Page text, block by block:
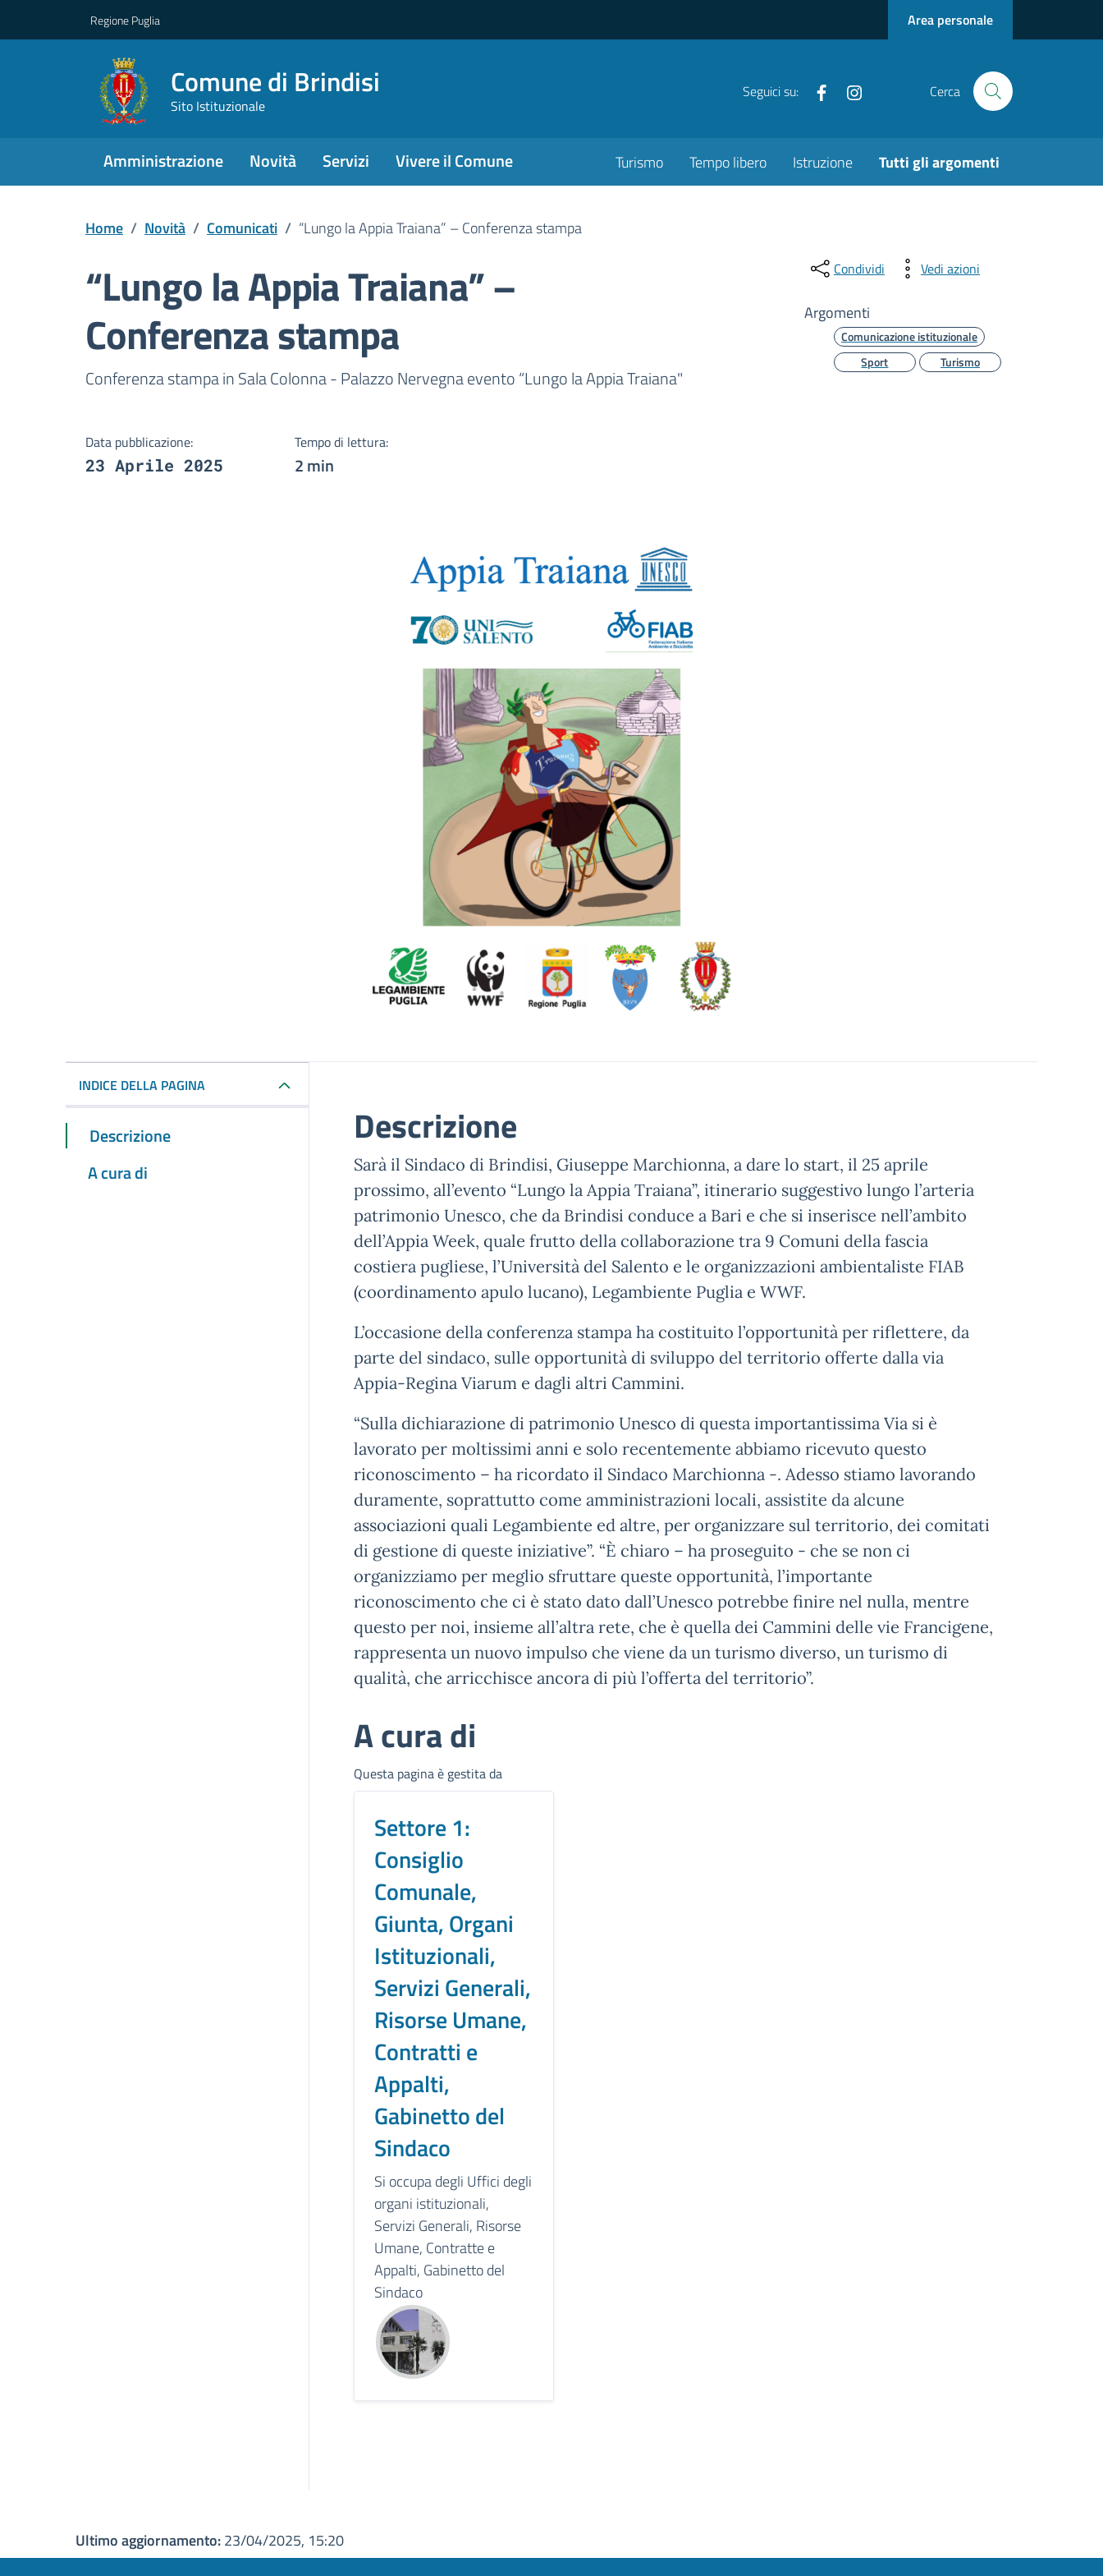
Regione Puglia Area personale
Comune di Brindisi
Sito Istituzionale
Seguici su: FacebookInstagramCerca
Amministrazione Novità Servizi Vivere il Comune Turismo Tempo libero Istruzione Tutti gli argomenti
Home / Novità / Comunicati / “Lungo la Appia Traiana” – Conferenza stampa
“Lungo la Appia Traiana” –
Conferenza stampa
Dettagli della notizia
Conferenza stampa in Sala Colonna - Palazzo Nervegna evento “Lungo la Appia Traiana"
Data pubblicazione:
23 Aprile 2025
Tempo di lettura:
2 min
Condividi Vedi azioni
Argomenti
Comunicazione istituzionale
Sport
Turismo
INDICE DELLA PAGINA
Descrizione
A cura di
Descrizione
Sarà il Sindaco di Brindisi, Giuseppe Marchionna, a dare lo start, il 25 aprile
prossimo, all’evento “Lungo la Appia Traiana”, itinerario suggestivo lungo l’arteria
patrimonio Unesco, che da Brindisi conduce a Bari e che si inserisce nell’ambito
dell’Appia Week, quale frutto della collaborazione tra 9 Comuni della fascia
costiera pugliese, l’Università del Salento e le organizzazioni ambientaliste FIAB
(coordinamento apulo lucano), Legambiente Puglia e WWF.
L’occasione della conferenza stampa ha costituito l’opportunità per riflettere, da
parte del sindaco, sulle opportunità di sviluppo del territorio offerte dalla via
Appia-Regina Viarum e dagli altri Cammini.
“Sulla dichiarazione di patrimonio Unesco di questa importantissima Via si è
lavorato per moltissimi anni e solo recentemente abbiamo ricevuto questo
riconoscimento – ha ricordato il Sindaco Marchionna -. Adesso stiamo lavorando
duramente, soprattutto come amministrazioni locali, assistite da alcune
associazioni quali Legambiente ed altre, per organizzare sul territorio, dei comitati
di gestione di queste iniziative”. “È chiaro – ha proseguito - che se non ci
organizziamo per meglio sfruttare queste opportunità, l’importante
riconoscimento che ci è stato dato dall’Unesco potrebbe finire nel nulla, mentre
questo per noi, insieme all’altra rete, che è quella dei Cammini delle vie Francigene,
rappresenta un nuovo impulso che viene da un turismo diverso, un turismo di
qualità, che arricchisce ancora di più l’offerta del territorio”.
A cura di
Questa pagina è gestita da
Settore 1:
Consiglio
Comunale,
Giunta, Organi
Istituzionali,
Servizi Generali,
Risorse Umane,
Contratti e
Appalti,
Gabinetto del
Sindaco
Si occupa degli Uffici degli
organi istituzionali,
Servizi Generali, Risorse
Umane, Contratte e
Appalti, Gabinetto del
Sindaco
Ultimo aggiornamento:23/04/2025, 15:20